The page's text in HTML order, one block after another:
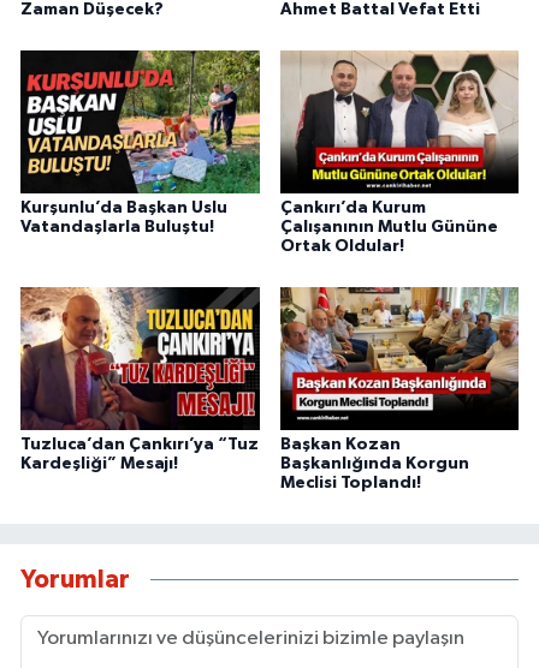
Zaman Düşecek?
Ahmet Battal Vefat Etti
Kurşunlu’da Başkan Uslu
Vatandaşlarla Buluştu!
Çankırı’da Kurum
Çalışanının Mutlu Gününe
Ortak Oldular!
Tuzluca’dan Çankırı’ya “Tuz
Kardeşliği” Mesajı!
Başkan Kozan
Başkanlığında Korgun
Meclisi Toplandı!
Yorumlar